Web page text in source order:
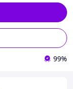
99%